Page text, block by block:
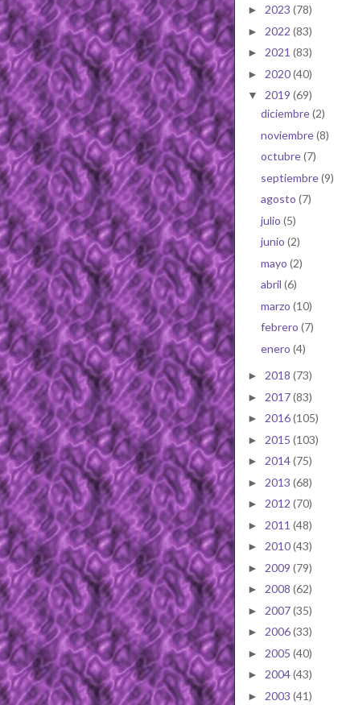
► 2023 (78)
► 2022 (83)
► 2021 (83)
► 2020(40)
▼ 2019 (69)
diciembre(2)
noviembre(8)
octubre(7)
septiembre(9)
agosto (7)
julio (5)
junio (2)
mayo (2)
abril (6)
marzo (10)
febrero (7)
enero (4)
► 2018 (73)
► 2017(83)
► 2016(105)
► 2015 (103)
► 2014(75)
► 2013 (68)
► 2012 (70)
► 2011 (48)
► 2010(43)
► 2009 (79)
► 2008 (62)
► 2007(35)
► 2006(33)
► 2005 (40)
► 2004(43)
► 2003 (41)